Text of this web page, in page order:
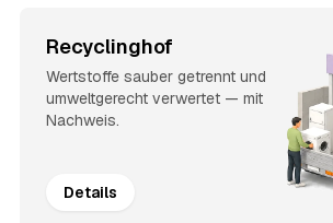
Recyclinghof
Wertstoffe sauber getrennt und
umweltgerecht verwertet — mit
Nachweis.
Details